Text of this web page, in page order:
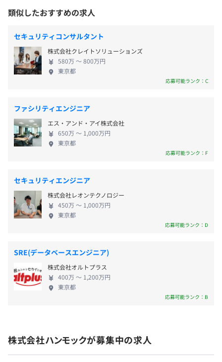
クラウドベースの環境など最新IT環境に対応していくため
日々開発を進めています。
▼ホットプロファイル
https://www.hammock.jp/hpr/
「営業支援（SFA）」「マーケティング」「名刺管理」と
いった3つの業務プロセスを統合した「売上を上げるため
ビスです。お客様が複雑なシステム連携、自社開発を行な
うことなくデータがつながり活用できるメリットをもち、
利用に際してシステムへの投資コストが低い点などから、
旧型のオンプレミスでご利用されていたお客さまがシステ
ム刷新、お乗り換えされるケースが活発になっています。
ースを名寄せ、正規化により自動で生成。それらデータに
対してのメール配信。メール配信後はＷｅｂアクセスした
企業や個人の特定。そこから優良な見込み客を自動発掘な
ど営業部門のＤＸを支えるサービスを提供しています。さ
らなる利便性、新しいニーズ、外部システムとの連携など
▼AnyFormOCR（エニーフォームオーシ―アール）、
WOZE（ウォーゼ）
https://www.hammock.jp/anyform/
https://www.hammock.jp/defact/woze/
る目視チェック）が連携した当社独自の仕組みにより、従
来の手作業に比べ飛躍的に業務を効率化させることでお客
対策内容：敷地内禁煙
副都心線、都営大江戸線「東新宿」駅 B1出口 徒歩1分
休憩時間：12:00〜13:00（60分）
平均残業時間：平均時10-30間／月
完全週休2日制（土・日）、祝日、
年末年始、慶弔、特別／年間休日123日
・通勤交通費全額支給
・各種制度（退職金、慶弔金、社員表彰等、資格取得手
当）
賞与：年2回 昨年実績5か月以上
毎年4月に決算賞与（実績1か月以上）が業績により支給
されます。
昇給：年1回（6月）
所で、好きなスタイルで】 ハンモックは風通しのよ
い社風で、自分の能力をフルに発揮できるのが自慢
です。 チャレンジ精神旺盛で自分自身をますます伸
ばしたい人にはぴったりの職場です。 仕事は自分の
ペースで考え、判断しながら取り組む体制が整って
いるので、 必ずやりがいを感じることができます。
そして努力した結果は正当に評価し、給与面・待遇
発揮していただけます！ 【市場ニーズのある製品を
リアルタイムに開発可能◎ともに成長しよう】 常に
最先端の技術を追求し、市場価値の高い自社製品を
つくり続け、売り上げを伸ばし続けることは 必然的
に社員ひとりひとりの成長とリンクして、会社の成
ある強みとして、お客様の声を基とした社員ひとり
ひとりの意見が機能やサービスとなって製品に反映
され、 世の中に広く販売され、お客様の役にたって
いくというやりがいや醍醐味にもつながっていきま
す。 大企業とベンチャー企業のよさを併せ持つ快適
条件他）、 ワークライフバランスのとりやすい社
風、加えてベンチャー企業並みの裁量や仕事の幅の
広さを併せもっております。
類似したおすすめの求人
セキュリティコンサルタント
株式会社クレイトソリューションズ
580万 〜 800万円
東京都
応募可能ランク：C
ファシリティエンジニア
エス・アンド・アイ株式会社
650万 〜 1,000万円
東京都
応募可能ランク：F
セキュリティエンジニア
株式会社レオンテクノロジー
450万 〜 1,000万円
東京都
応募可能ランク：D
SRE(データベースエンジニア)
株式会社オルトプラス
400万 〜 1,200万円
東京都
応募可能ランク：B
株式会社ハンモックが募集中の求人